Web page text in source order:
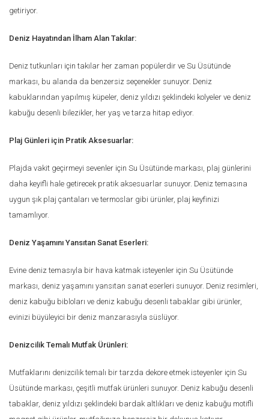
getiriyor.
Deniz Hayatından İlham Alan Takılar:
Deniz tutkunları için takılar her zaman popülerdir ve Su Üsütünde
markası, bu alanda da benzersiz seçenekler sunuyor. Deniz
kabuklarından yapılmış küpeler, deniz yıldızı şeklindeki kolyeler ve deniz
kabuğu desenli bilezikler, her yaş ve tarza hitap ediyor.
Plaj Günleri için Pratik Aksesuarlar:
Plajda vakit geçirmeyi sevenler için Su Üsütünde markası, plaj günlerini
daha keyifli hale getirecek pratik aksesuarlar sunuyor. Deniz temasına
uygun şık plaj çantaları ve termoslar gibi ürünler, plaj keyfinizi
tamamlıyor.
Deniz Yaşamını Yansıtan Sanat Eserleri:
Evine deniz temasıyla bir hava katmak isteyenler için Su Üsütünde
markası, deniz yaşamını yansıtan sanat eserleri sunuyor. Deniz resimleri,
deniz kabuğu bibloları ve deniz kabuğu desenli tabaklar gibi ürünler,
evinizi büyüleyici bir deniz manzarasıyla süslüyor.
Denizcilik Temalı Mutfak Ürünleri:
Mutfaklarını denizcilik temalı bir tarzda dekore etmek isteyenler için Su
Üsütünde markası, çeşitli mutfak ürünleri sunuyor. Deniz kabuğu desenli
tabaklar, deniz yıldızı şeklindeki bardak altlıkları ve deniz kabuğu motifli